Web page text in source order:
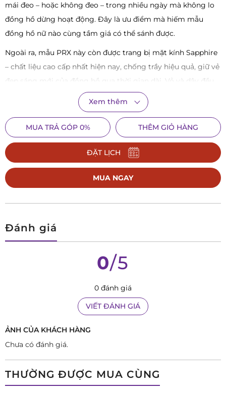
mái đeo – hoặc không đeo – trong nhiều ngày mà không lo
đồng hồ dừng hoạt động. Đây là ưu điểm mà hiếm mẫu
đồng hồ nữ nào cùng tầm giá có thể sánh được.
Ngoài ra, mẫu PRX này còn được trang bị mặt kính Sapphire
– chất liệu cao cấp nhất hiện nay, chống trầy hiệu quả, giữ vẻ
đẹp sáng mới của đồng hồ qua thời gian dài. Vỏ và dây đều
làm từ thép không gỉ, đảm bảo sự bền bỉ, chắc chắn nhưng
vẫn giữ được tính thẩm mỹ cao.
T137.207.11.111.00 không chỉ là phụ kiện thời trang, mà còn là
tuyên ngôn phong cách của những người phụ nữ hiện đại:
tinh tế, bản lĩnh, yêu chất lượng và đề cao tính ứng dụng.
Sản phẩm phù hợp cho người làm việc văn phòng, người yêu
phong cách tối giản, hoặc bất kỳ ai mong muốn chiếc đồng
Xem thêm
MUA TRẢ GÓP 0% THÊM GIỎ HÀNG
ĐẶT LỊCH
MUA NGAY
Đánh giá
0/5
0 đánh giá
VIẾT ĐÁNH GIÁ
ẢNH CỦA KHÁCH HÀNG
Chưa có đánh giá.
THƯỜNG ĐƯỢC MUA CÙNG